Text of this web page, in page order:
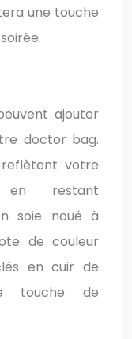
une touche
ajouter
doctor bag.
reflètent votre
restant
soie noué à
de couleur
en cuir de
touche de